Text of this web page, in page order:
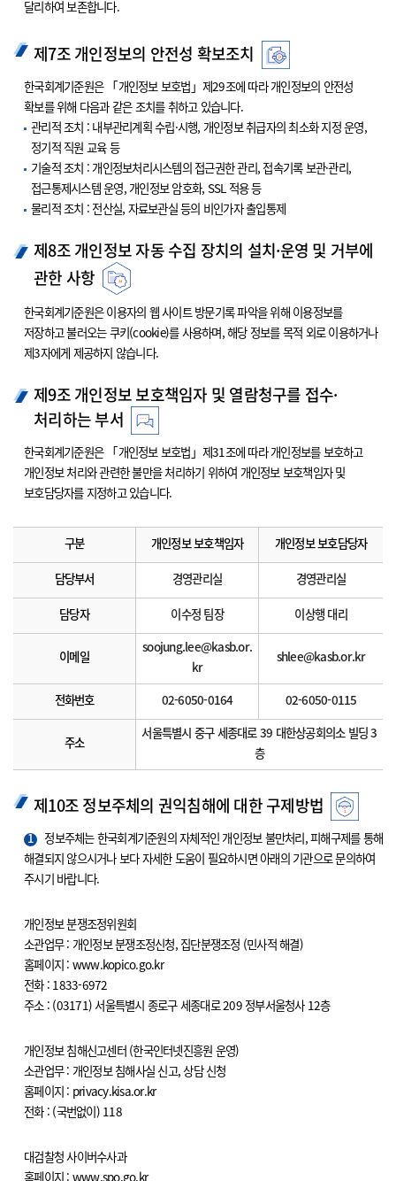
달리하여 보존합니다.
제7조 개인정보의 안전성 확보조치
한국회계기준원은 「개인정보 보호법」제29조에 따라 개인정보의 안전성
확보를 위해 다음과 같은 조치를 취하고 있습니다.
관리적 조치 : 내부관리계획 수립·시행, 개인정보 취급자의 최소화 지정 운영,
정기적 직원 교육 등
기술적 조치 : 개인정보처리시스템의 접근권한 관리, 접속기록 보관·관리,
접근통제시스템 운영, 개인정보 암호화, SSL 적용 등
물리적 조치 : 전산실, 자료보관실 등의 비인가자 출입통제
제8조 개인정보 자동 수집 장치의 설치·운영 및 거부에
관한 사항
한국회계기준원은 이용자의 웹 사이트 방문기록 파악을 위해 이용정보를
저장하고 불러오는 쿠키(cookie)를 사용하며, 해당 정보를 목적 외로 이용하거나
제3자에게 제공하지 않습니다.
제9조 개인정보 보호책임자 및 열람청구를 접수·
처리하는 부서
한국회계기준원은 「개인정보 보호법」제31조에 따라 개인정보를 보호하고
개인정보 처리와 관련한 불만을 처리하기 위하여 개인정보 보호책임자 및
보호담당자를 지정하고 있습니다.
구분 개인정보 보호책임자 개인정보 보호담당자
담당부서 경영관리실 경영관리실
담당자 이수정 팀장 이상행 대리
이메일
soojung.lee@kasb.or.
kr
shlee@kasb.or.kr
전화번호 02-6050-0164 02-6050-0115
주소
서울특별시 중구 세종대로 39 대한상공회의소 빌딩 3
층
제10조 정보주체의 권익침해에 대한 구제방법
1
정보주체는 한국회계기준원의 자체적인 개인정보 불만처리, 피해구제를 통해
해결되지 않으시거나 보다 자세한 도움이 필요하시면 아래의 기관으로 문의하여
주시기 바랍니다.
개인정보 분쟁조정위원회
소관업무 : 개인정보 분쟁조정신청, 집단분쟁조정 (민사적 해결)
홈페이지 : www.kopico.go.kr
전화 : 1833-6972
주소 : (03171) 서울특별시 종로구 세종대로 209 정부서울청사 12층
개인정보 침해신고센터 (한국인터넷진흥원 운영)
소관업무 : 개인정보 침해사실 신고, 상담 신청
홈페이지 : privacy.kisa.or.kr
전화 : (국번없이) 118
대검찰청 사이버수사과
홈페이지 : www.spo.go.kr